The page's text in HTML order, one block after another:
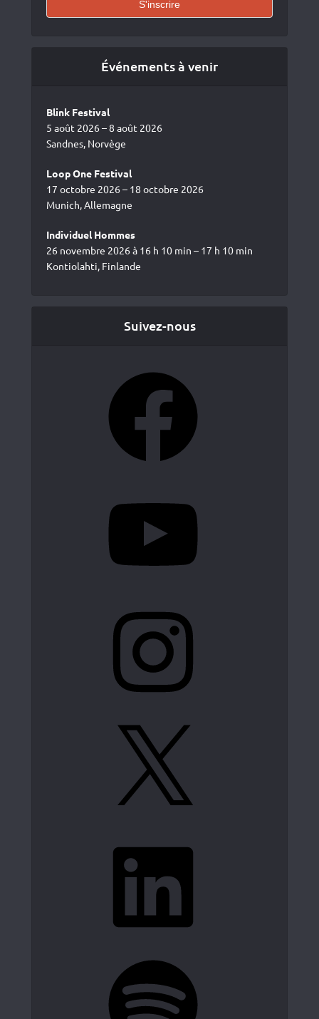
Événements à venir
Blink Festival
5 août 2026 – 8 août 2026
Sandnes, Norvège
Loop One Festival
17 octobre 2026 – 18 octobre 2026
Munich, Allemagne
Individuel Hommes
26 novembre 2026 à 16 h 10 min – 17 h 10 min
Kontiolahti, Finlande
Suivez-nous